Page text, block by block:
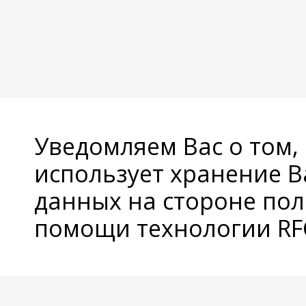
Уведомляем Вас о
использует хранение
данных на стороне
помощи технологии